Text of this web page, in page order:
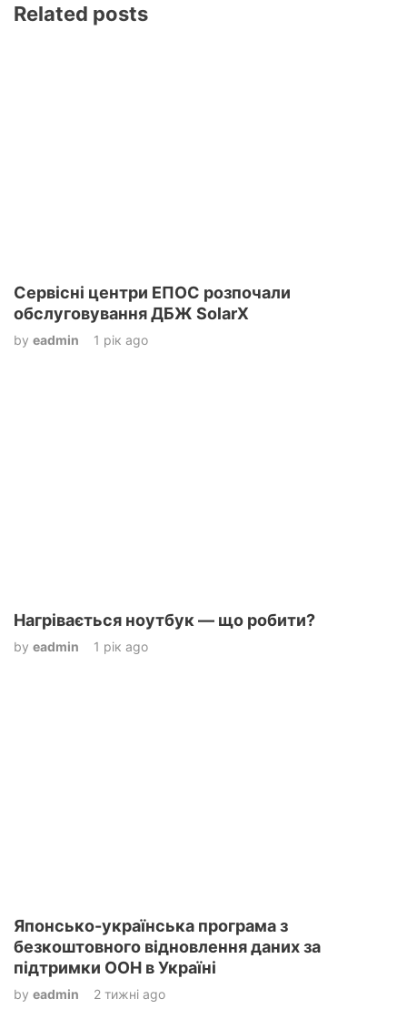
Related posts
Сервісні центри ЕПОС розпочали
обслуговування ДБЖ SolarX
by eadmin 1 рік ago
Нагрівається ноутбук — що робити?
by eadmin 1 рік ago
Японсько-українська програма з
безкоштовного відновлення даних за
підтримки ООН в Україні
by eadmin 2 тижні ago